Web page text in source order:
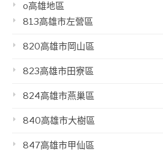
o高雄地區
813高雄市左營區
820高雄市岡山區
823高雄市田寮區
824高雄市燕巢區
840高雄市大樹區
847高雄市甲仙區